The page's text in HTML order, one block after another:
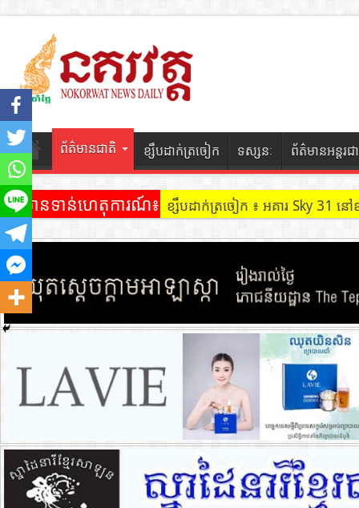
ព័ត៌មានជាតិ ខ្សឹបដាក់ត្រចៀក ទស្សនៈ ព័ត៌មានអន្តរជ
ព័ត៌មានទាន់ហេតុការណ៍៖ ខ្សឹបដាក់ត្រចៀក ៖ ដល់ករ ! ឈ្មួញដឹក